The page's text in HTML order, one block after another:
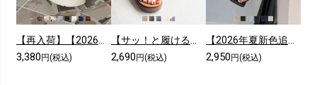
3,380円(税込) 2,690円(税込) 2,950円(税込)